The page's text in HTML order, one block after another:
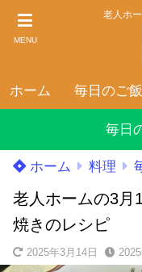
MENU
老人ホ
ホーム 毎日のご
毎日
ホーム 料理
老人ホームの3月
焼きのレシピ
2025年3月14日